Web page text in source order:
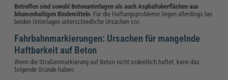
Betroffen sind sowohl Betonunterlagen als auch Asphaltoberflächen aus
bitumenhaltigen Bindemitteln. Für die Haftungsprobleme liegen allerdings bei
beiden Unterlagen unterschiedliche Ursachen vor.
Fahrbahnmarkierungen: Ursachen für mangelnde
Haftbarkeit auf Beton
Wenn die Straßenmarkierung auf Beton nicht ordentlich haftet, kann das
folgende Gründe haben: